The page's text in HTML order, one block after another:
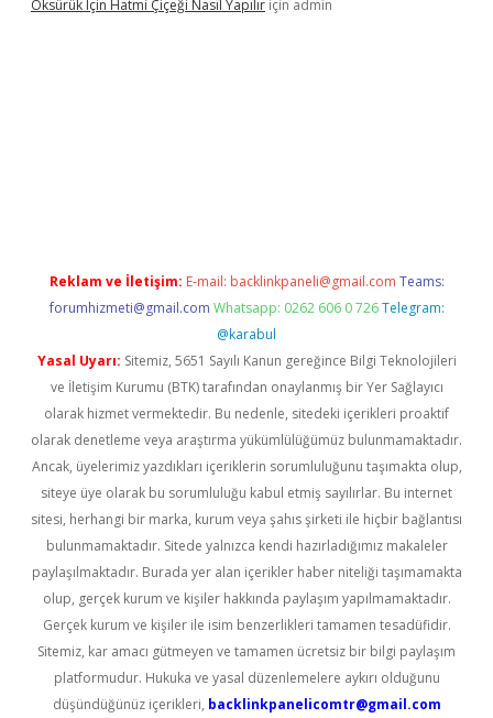
Öksürük Için Hatmi Çiçeği Nasıl Yapılır için admin
Reklam ve İletişim: E-mail: backlinkpaneli@gmail.com Teams:
forumhizmeti@gmail.com Whatsapp: 0262 606 0 726 Telegram:
@karabul
Yasal Uyarı: Sitemiz, 5651 Sayılı Kanun gereğince Bilgi Teknolojileri
ve İletişim Kurumu (BTK) tarafından onaylanmış bir Yer Sağlayıcı
olarak hizmet vermektedir. Bu nedenle, sitedeki içerikleri proaktif
olarak denetleme veya araştırma yükümlülüğümüz bulunmamaktadır.
Ancak, üyelerimiz yazdıkları içeriklerin sorumluluğunu taşımakta olup,
siteye üye olarak bu sorumluluğu kabul etmiş sayılırlar. Bu internet
sitesi, herhangi bir marka, kurum veya şahıs şirketi ile hiçbir bağlantısı
bulunmamaktadır. Sitede yalnızca kendi hazırladığımız makaleler
paylaşılmaktadır. Burada yer alan içerikler haber niteliği taşımamakta
olup, gerçek kurum ve kişiler hakkında paylaşım yapılmamaktadır.
Gerçek kurum ve kişiler ile isim benzerlikleri tamamen tesadüfidir.
Sitemiz, kar amacı gütmeyen ve tamamen ücretsiz bir bilgi paylaşım
platformudur. Hukuka ve yasal düzenlemelere aykırı olduğunu
düşündüğünüz içerikleri, backlinkpanelicomtr@gmail.com